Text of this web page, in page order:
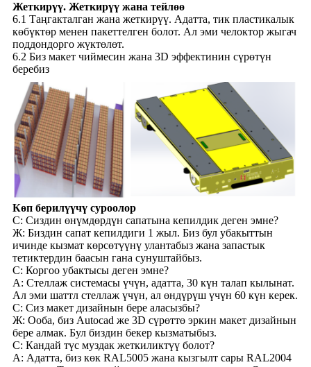
Жеткирүү. Жеткирүү жана тейлөө
6.1 Таңгакталган жана жеткирүү. Адатта, тик пластикалык
көбүктөр менен пакеттелген болот. Ал эми челоктор жыгач
поддондорго жүктөлөт.
6.2 Биз макет чиймесин жана 3D эффектинин сүрөтүн
беребиз
Көп берилүүчү суроолор
С: Сиздин өнүмдөрдүн сапатына кепилдик деген эмне?
Ж: Биздин сапат кепилдиги 1 жыл. Биз бул убакыттын
ичинде кызмат көрсөтүүнү улантабыз жана запастык
тетиктердин баасын гана сунуштайбыз.
С: Коргоо убактысы деген эмне?
A: Стеллаж системасы үчүн, адатта, 30 күн талап кылынат.
Ал эми шаттл стеллаж үчүн, ал өндүрүш үчүн 60 күн керек.
С: Сиз макет дизайнын бере аласызбы?
Ж: Ооба, биз Autocad же 3D сүрөттө эркин макет дизайнын
бере алмак. Бул биздин бекер кызматыбыз.
С: Кандай түс муздак жеткиликтүү болот?
A: Адатта, биз көк RAL5005 жана кызгылт сары RAL2004